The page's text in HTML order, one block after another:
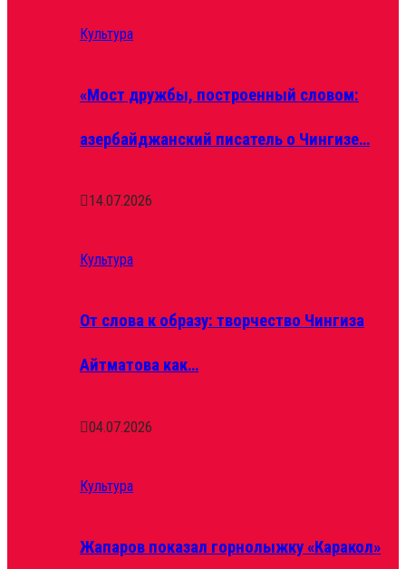
Культура
«Мост дружбы, построенный словом:
азербайджанский писатель о Чингизе…
14.07.2026
Культура
От слова к образу: творчество Чингиза
Айтматова как…
04.07.2026
Культура
Жапаров показал горнолыжку «Каракол»